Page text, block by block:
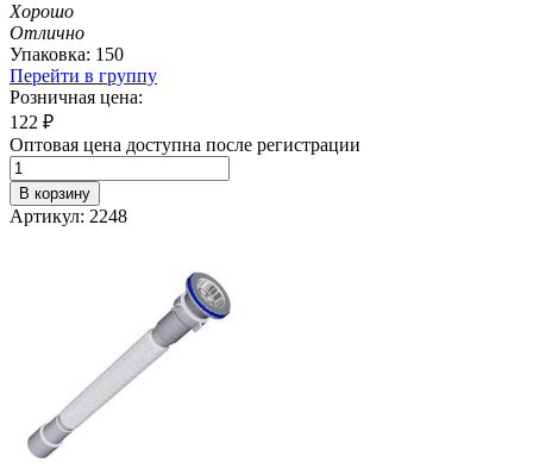
Хорошо
Отлично
Упаковка: 150
Перейти в группу
Розничная цена:
122 ₽
Оптовая цена доступна после регистрации
В корзину
Артикул: 2248